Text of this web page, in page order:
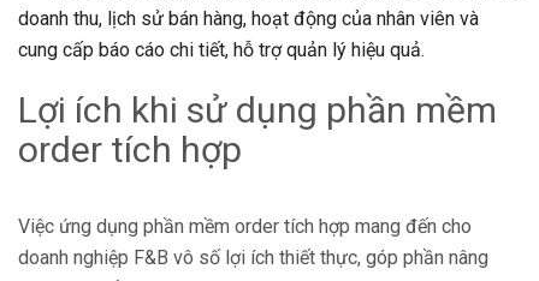
doanh thu, lịch sử bán hàng, hoạt động của nhân viên và
cung cấp báo cáo chi tiết, hỗ trợ quản lý hiệu quả.
Lợi ích khi sử dụng phần mềm
order tích hợp
Việc ứng dụng phần mềm order tích hợp mang đến cho
doanh nghiệp F&B vô số lợi ích thiết thực, góp phần nâng